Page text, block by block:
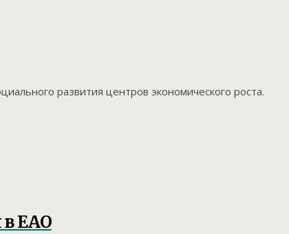
развития центров экономического роста.
в ЕАО